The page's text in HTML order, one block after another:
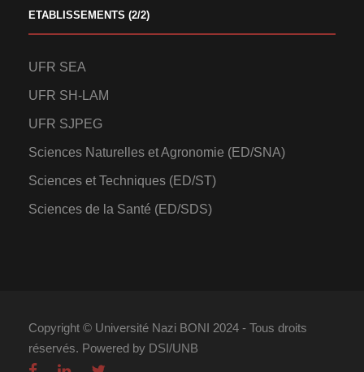
ETABLISSEMENTS (2/2)
UFR SEA
UFR SH-LAM
UFR SJPEG
Sciences Naturelles et Agronomie (ED/SNA)
Sciences et Techniques (ED/ST)
Sciences de la Santé (ED/SDS)
Copyright © Université Nazi BONI 2024 - Tous droits
réservés. Powered by DSI/UNB